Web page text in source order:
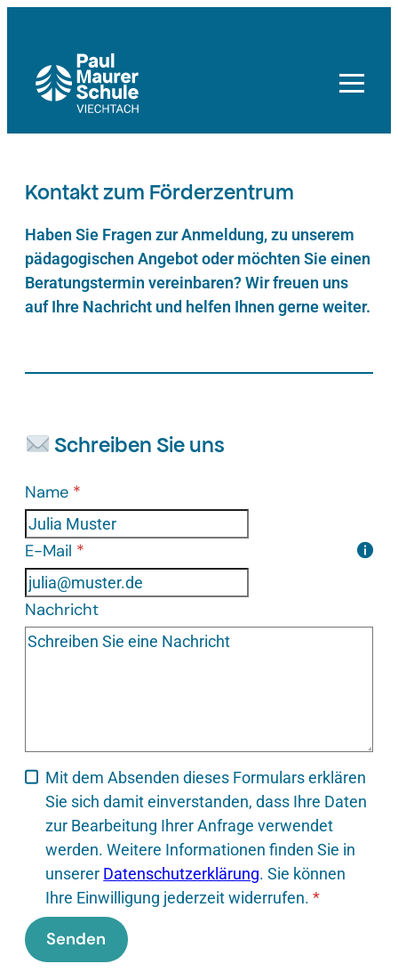
springen
Kontakt zum Förderzentrum
Haben Sie Fragen zur Anmeldung, zu unserem
pädagogischen Angebot oder möchten Sie einen
Beratungstermin vereinbaren? Wir freuen uns
auf Ihre Nachricht und helfen Ihnen gerne weiter.
Schreiben Sie uns
Formular überspringen
Name *
E-Mail *
Nachricht
Mit dem Absenden dieses Formulars erklären
Sie sich damit einverstanden, dass Ihre Daten
zur Bearbeitung Ihrer Anfrage verwendet
werden. Weitere Informationen finden Sie in
unserer Datenschutzerklärung. Sie können
Ihre Einwilligung jederzeit widerrufen. *
Senden